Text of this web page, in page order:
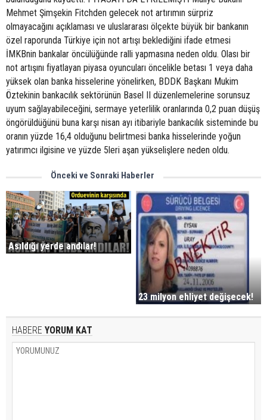
Mehmet Şimşekin Fitchden gelecek not artırımın sürpriz
olmayacağını açıklaması ve uluslararası ölçekte büyük bir bankanın
özel raporunda Türkiye için not artışı beklediğini ifade etmesi
İMKBnin bankalar öncülüğünde ralli yapmasına neden oldu. Olası bir
not artışını fiyatlayan piyasa oyuncuları öncelikle betası 1 veya daha
yüksek olan banka hisselerine yönelirken, BDDK Başkanı Mukim
Öztekinin bankacılık sektörünün Basel II düzenlemelerine sorunsuz
uyum sağlayabileceğini, sermaye yeterlilik oranlarında 0,2 puan düşüş
öngörüldüğünü buna karşı nisan ayı itibariyle bankacılık sisteminde bu
oranın yüzde 16,4 olduğunu belirtmesi banka hisselerinde yoğun
yatırımcı ilgisine ve yüzde 5leri aşan yükselişlere neden oldu.
Önceki ve Sonraki Haberler
Asıldığı yerde andılar!
23 milyon ehliyet değişecek!
HABERE YORUM KAT